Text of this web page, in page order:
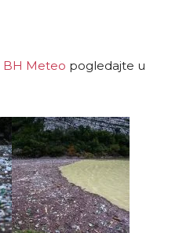
BH Meteo pogledajte u